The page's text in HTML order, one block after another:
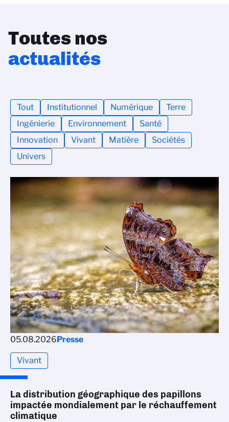
Toutes nos
actualités
Tout Institutionnel Numérique
Terre
Ingénierie
Environnement
Santé
Innovation
Vivant Matière
Sociétés
Univers
05.08.2026Presse
Vivant
La distribution géographique des papillons
impactée mondialement par le réchauffement
climatique